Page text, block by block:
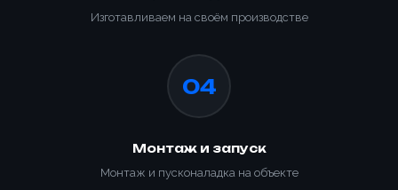
Изготавливаем на своём производстве
04
Монтаж и запуск
Монтаж и пусконаладка на объекте